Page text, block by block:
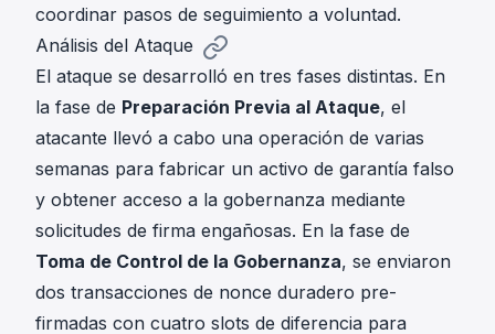
coordinar pasos de seguimiento a voluntad.
Análisis del Ataque
El ataque se desarrolló en tres fases distintas. En
la fase de Preparación Previa al Ataque, el
atacante llevó a cabo una operación de varias
semanas para fabricar un activo de garantía falso
y obtener acceso a la gobernanza mediante
solicitudes de firma engañosas. En la fase de
Toma de Control de la Gobernanza, se enviaron
dos transacciones de nonce duradero pre-
firmadas con cuatro slots de diferencia para